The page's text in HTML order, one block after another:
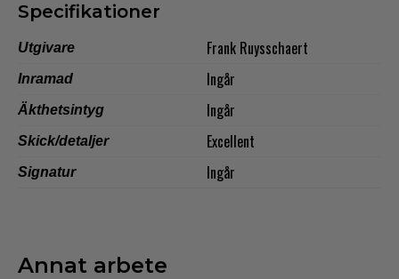
Specifikationer
Utgivare Frank Ruysschaert
Inramad Ingår
Äkthetsintyg Ingår
Skick/detaljer Excellent
Signatur Ingår
Annat arbete